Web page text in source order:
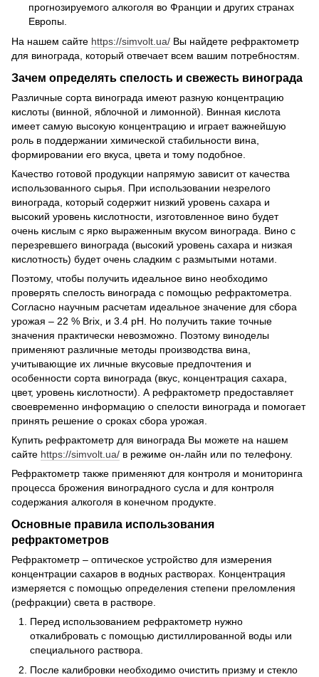
прогнозируемого алкоголя во Франции и других странах
Европы.
На нашем сайте https://simvolt.ua/ Вы найдете рефрактометр
для винограда, который отвечает всем вашим потребностям.
Зачем определять спелость и свежесть винограда
Различные сорта винограда имеют разную концентрацию
кислоты (винной, яблочной и лимонной). Винная кислота
имеет самую высокую концентрацию и играет важнейшую
роль в поддержании химической стабильности вина,
формировании его вкуса, цвета и тому подобное.
Качество готовой продукции напрямую зависит от качества
использованного сырья. При использовании незрелого
винограда, который содержит низкий уровень сахара и
высокий уровень кислотности, изготовленное вино будет
очень кислым c ярко выраженным вкусом винограда. Вино с
перезревшего винограда (высокий уровень сахара и низкая
кислотность) будет очень сладким с размытыми нотами.
Поэтому, чтобы получить идеальное вино необходимо
проверять спелость винограда с помощью рефрактометра.
Согласно научным расчетам идеальное значение для сбора
урожая – 22 % Brix, и 3.4 pH. Но получить такие точные
значения практически невозможно. Поэтому виноделы
применяют различные методы производства вина,
учитывающие их личные вкусовые предпочтения и
особенности сорта винограда (вкус, концентрация сахара,
цвет, уровень кислотности). А рефрактометр предоставляет
своевременно информацию о спелости винограда и помогает
принять решение о сроках сбора урожая.
Купить рефрактометр для винограда Вы можете на нашем
сайте https://simvolt.ua/ в режиме он-лайн или по телефону.
Рефрактометр также применяют для контроля и мониторинга
процесса брожения виноградного сусла и для контроля
содержания алкоголя в конечном продукте.
Основные правила использования
рефрактометров
Рефрактометр – оптическое устройство для измерения
концентрации сахаров в водных растворах. Концентрация
измеряется с помощью определения степени преломления
(рефракции) света в растворе.
Перед использованием рефрактометр нужно
откалибровать с помощью дистиллированной воды или
специального раствора.
После калибровки необходимо очистить призму и стекло